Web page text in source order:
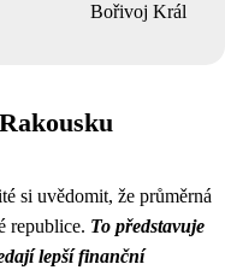
Bořivoj Král
si uvědomit, že průměrná
republice. To představuje
lepší finanční